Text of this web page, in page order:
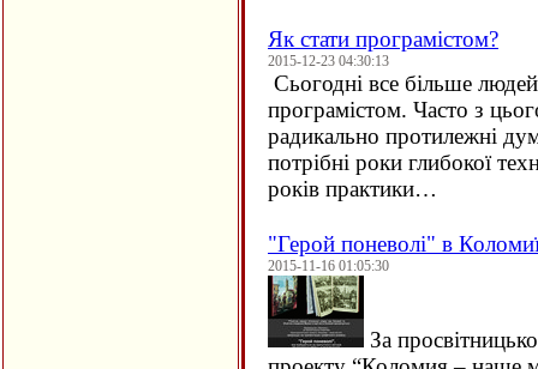
Як стати програмістом?
2015-12-23 04:30:13
Сьогодні все більше
програмістом. Часто з
радикально протилежні
потрібні роки глибокої
років практики…
"Герой поневолі" в
2015-11-16 01:05:30
За